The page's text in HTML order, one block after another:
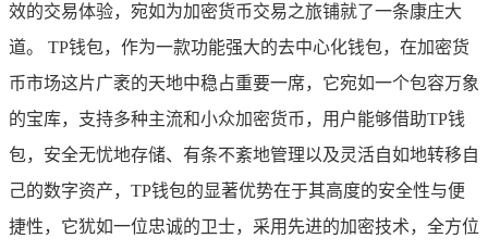
效的交易体验，宛如为加密货币交易之旅铺就了一条康庄大
道。 TP钱包，作为一款功能强大的去中心化钱包，在加密货
币市场这片广袤的天地中稳占重要一席，它宛如一个包容万象
的宝库，支持多种主流和小众加密货币，用户能够借助TP钱
包，安全无忧地存储、有条不紊地管理以及灵活自如地转移自
己的数字资产，TP钱包的显著优势在于其高度的安全性与便
捷性，它犹如一位忠诚的卫士，采用先进的加密技术，全方位